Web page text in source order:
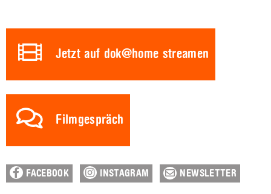
Jetzt auf dok@home streamen
Filmgespräch
FACEBOOK INSTAGRAM NEWSLETTER